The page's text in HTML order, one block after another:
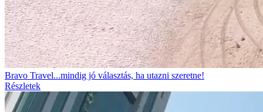
Bravo Travel...mindig jó választás, ha utazni szeretne!
Részletek